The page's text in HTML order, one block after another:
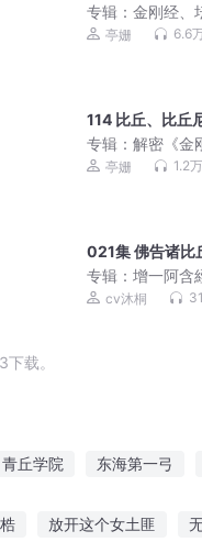
专辑：金刚经、
亭姗 6.6
114 比丘、比丘
专辑：解密《金
亭姗 1.2万
021集 佛告诸比
专辑：增一阿含
cv沐桐
载。
青丘学院 东海第一弓
放开这个女土匪